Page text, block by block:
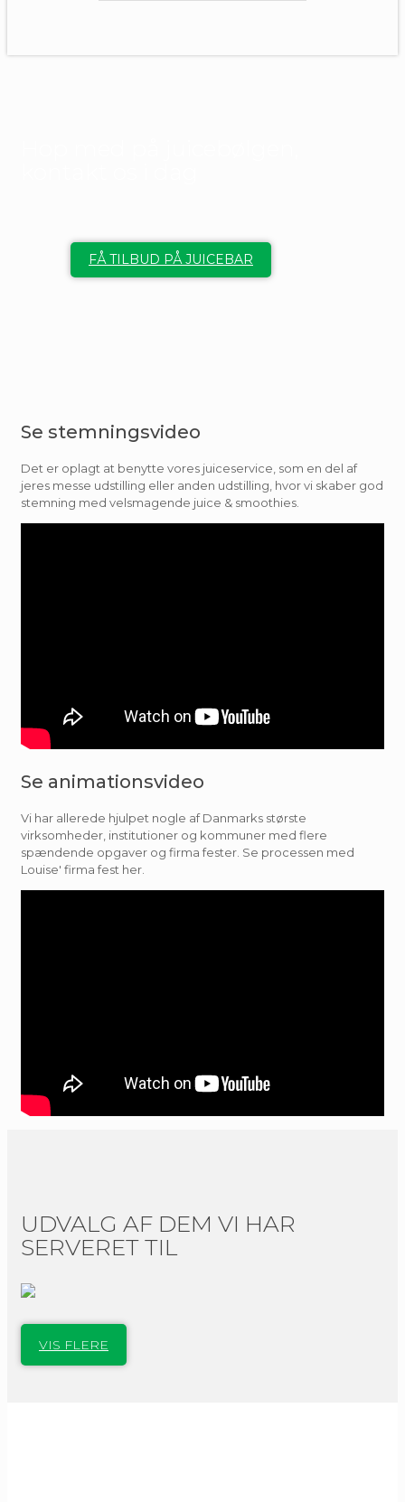
FÅ TILBUD PÅ JUICEBAR
Se stemningsvideo
Det er oplagt at benytte vores juiceservice, som en del af
jeres messe udstilling eller anden udstilling, hvor vi skaber god
stemning med velsmagende juice & smoothies.
Se animationsvideo
Vi har allerede hjulpet nogle af Danmarks største
virksomheder, institutioner og kommuner med flere
spændende opgaver og firma fester. Se processen med
Louise' firma fest her.
UDVALG AF DEM VI HAR
SERVERET TIL
VIS FLERE